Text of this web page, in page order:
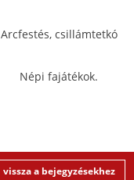
Arcfestés, csillámtetkó
Népi fajátékok.
vissza a bejegyzésekhez